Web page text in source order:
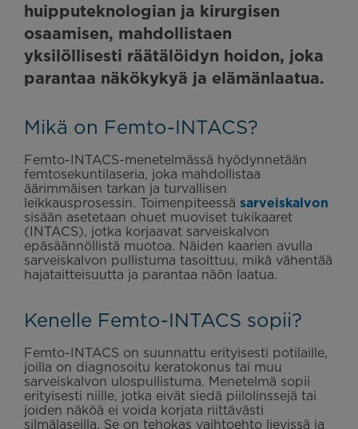
huipputeknologian ja kirurgisen
osaamisen, mahdollistaen
yksilöllisesti räätälöidyn hoidon, joka
parantaa näkökykyä ja elämänlaatua.
Mikä on Femto-INTACS?
Femto-INTACS-menetelmässä hyödynnetään
femtosekuntilaseria, joka mahdollistaa
äärimmäisen tarkan ja turvallisen
leikkausprosessin. Toimenpiteessä sarveiskalvon
sisään asetetaan ohuet muoviset tukikaaret
(INTACS), jotka korjaavat sarveiskalvon
epäsäännöllistä muotoa. Näiden kaarien avulla
sarveiskalvon pullistuma tasoittuu, mikä vähentää
hajataitteisuutta ja parantaa näön laatua.
Kenelle Femto-INTACS sopii?
Femto-INTACS on suunnattu erityisesti potilaille,
joilla on diagnosoitu keratokonus tai muu
sarveiskalvon ulospullistuma. Menetelmä sopii
erityisesti niille, jotka eivät siedä piilolinssejä tai
joiden näköä ei voida korjata riittävästi
silmälaseilla. Se on tehokas vaihtoehto lievissä ja